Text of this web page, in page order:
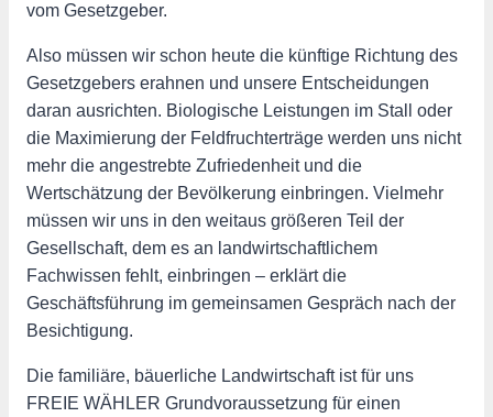
vom Gesetzgeber.
Also müssen wir schon heute die künftige Richtung des
Gesetzgebers erahnen und unsere Entscheidungen
daran ausrichten. Biologische Leistungen im Stall oder
die Maximierung der Feldfruchterträge werden uns nicht
mehr die angestrebte Zufriedenheit und die
Wertschätzung der Bevölkerung einbringen. Vielmehr
müssen wir uns in den weitaus größeren Teil der
Gesellschaft, dem es an landwirtschaftlichem
Fachwissen fehlt, einbringen – erklärt die
Geschäftsführung im gemeinsamen Gespräch nach der
Besichtigung.
Die familiäre, bäuerliche Landwirtschaft ist für uns
FREIE WÄHLER Grundvoraussetzung für einen